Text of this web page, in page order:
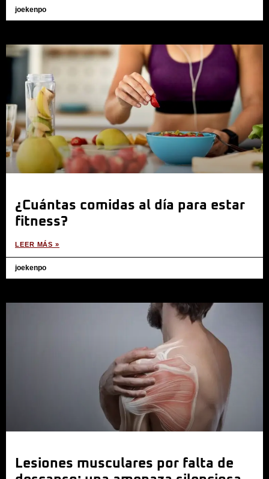
joekenpo
¿Cuántas comidas al día para estar
fitness?
LEER MÁS »
joekenpo
Lesiones musculares por falta de